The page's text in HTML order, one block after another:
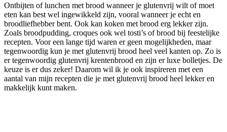
Ontbijten of lunchen met brood wanneer je glutenvrij wilt of moet
eten kan best wel ingewikkeld zijn, vooral wanneer je echt en
broodliefhebber bent. Ook kan koken met brood erg lekker zijn.
Zoals broodpudding, croques ook wel tosti’s of brood bij feestelijke
recepten. Voor een lange tijd waren er geen mogelijkheden, maar
tegenwoordig kun je met glutenvrij brood heel veel kanten op. Zo is
er tegenwoordig glutenvrij krentenbrood en zijn er luxe bolletjes. De
keuze is er dus zeker! Daarom wil ik je ook inspireren met een
aantal van mijn recepten die je met glutenvrij brood heel lekker en
makkelijk kunt maken.